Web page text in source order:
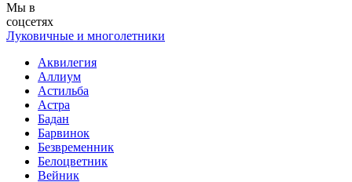
Мы в
соцсетях
Луковичные и многолетники
Аквилегия
Аллиум
Астильба
Астра
Бадан
Барвинок
Безвременник
Белоцветник
Вейник